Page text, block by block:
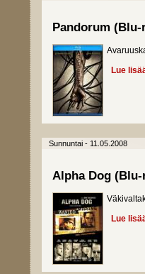
Pandorum (Blu-
Lue
Sunnuntai - 11.05.2008
Alpha Dog (Blu-
Lue